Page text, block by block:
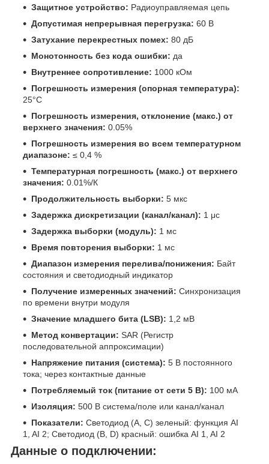
Защитное устройство: Радиоуправляемая цепь
Допустимая непрерывная перегрузка: 60 В
Затухание перекрестных помех: 80 дБ
Монотонность без кода ошибки: да
Внутреннее сопротивление: 1000 кОм
Погрешность измерения (опорная температура):
25°C
Погрешность измерения, отклонение (макс.) от
верхнего значения: 0.05%
Погрешность измерения во всем температурном
диапазоне: ≤ 0,4 %
Температурная погрешность (макс.) от верхнего
значения: 0.01%/К
Продолжительность выборки: 5 мкс
Задержка дискретизации (канал/канал): 1 μс
Задержка выборки (модуль): 1 мс
Время повторения выборки: 1 мс
Диапазон измерения перелива/понижения: Байт
состояния и светодиодный индикатор
Получение измеренных значений: Синхронизация
по времени внутри модуля
Значение младшего бита (LSB): 1,2 мВ
Метод конвертации: SAR (Регистр
последовательной аппроксимации)
Напряжение питания (система): 5 В постоянного
тока; через контактные данные
Потребляемый ток (питание от сети 5 В): 100 мА
Изоляция: 500 В система/поле или канал/канал
Показатели: Светодиод (A, C) зеленый: функция AI
1, AI 2; Светодиод (B, D) красный: ошибка AI 1, AI 2
Данные о подключении: